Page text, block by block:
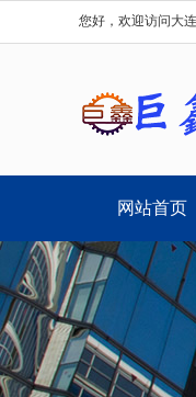
您好，欢迎访问大
网站首页